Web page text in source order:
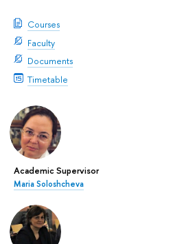
Courses
Faculty
Documents
Timetable
Academic Supervisor
Maria Soloshcheva